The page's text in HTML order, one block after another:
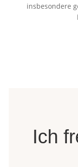
insbesondere
Ich